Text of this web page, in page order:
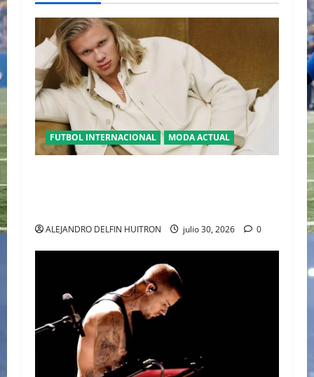
FUTBOL INTERNACIONAL MODA ACTUAL
ALEJANDRO DELFIN HUITRON julio 30, 2026 0